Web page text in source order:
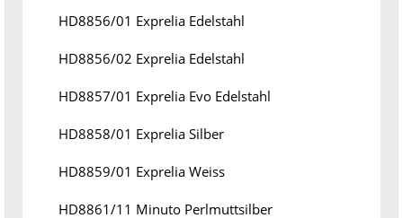
HD8856/01 Exprelia Edelstahl
HD8856/02 Exprelia Edelstahl
HD8857/01 Exprelia Evo Edelstahl
HD8858/01 Exprelia Silber
HD8859/01 Exprelia Weiss
HD8861/11 Minuto Perlmuttsilber